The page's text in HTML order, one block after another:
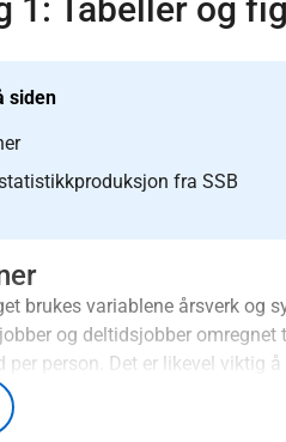
1: Tabeller og
siden
fra SSB
brukes variablene årsverk og
og deltidsjobber
per person. Det er likevel viktig
slik at merarbeid og overtid ikke
som personer som